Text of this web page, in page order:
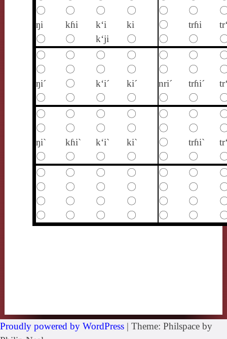
〇
〇 〇 〇 〇 〇
ŋi
kɦi k‘i ki 〇 trɦi
〇
〇 k‘ji 〇 〇 〇
〇
〇 〇 〇 〇 〇
〇
〇 〇 〇 〇 〇
ŋi´
〇 k‘i´ ki´ nri´ trɦi´
〇
〇 〇 〇 〇 〇
〇
〇 〇 〇 〇 〇
〇
〇 〇 〇 〇 〇
ŋi`
kɦi` k‘i` ki` 〇 trɦi`
〇
〇 〇 〇 〇 〇
〇
〇 〇 〇 〇 〇
〇
〇 〇 〇 〇 〇
〇
〇 〇 〇 〇 〇
〇
〇 〇 〇 〇 〇
Proudly powered by WordPress | Theme: Philspace by